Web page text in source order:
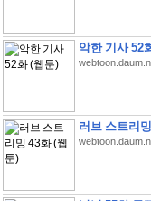
악한 기사 52
러브 스트리